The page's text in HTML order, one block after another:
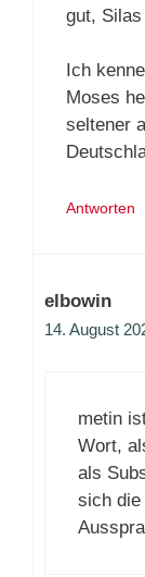
gut,
Ich
Moses
seltener
Antworten
elbowin
14. August
metin
Wort,
als
sich die